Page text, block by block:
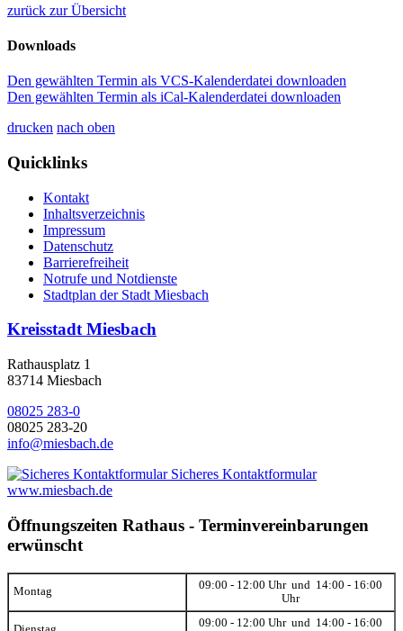
zurück zur Übersicht
Downloads
Den gewählten Termin als VCS-Kalenderdatei downloaden
Den gewählten Termin als iCal-Kalenderdatei downloaden
drucken nach oben
Quicklinks
Kontakt
Inhaltsverzeichnis
Impressum
Datenschutz
Barrierefreiheit
Notrufe und Notdienste
Stadtplan der Stadt Miesbach
Kreisstadt Miesbach
Rathausplatz 1
83714 Miesbach
08025 283-0
08025 283-20
info@miesbach.de
Sicheres Kontaktformular
www.miesbach.de
Öffnungszeiten Rathaus - Terminvereinbarungen
erwünscht
Montag
09:00 - 12:00 Uhr und 14:00 - 16:00
Uhr
09:00 - 12:00 Uhr und 14:00 - 16:00